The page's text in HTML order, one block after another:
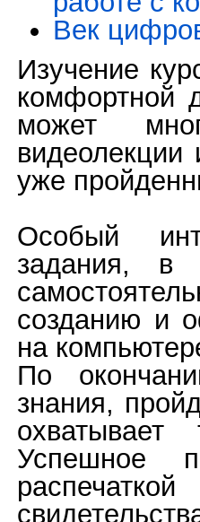
Век
Изучение
комфортной
может
уже
Особый
задания, в
созданию и
на
По
знания,
Успешное